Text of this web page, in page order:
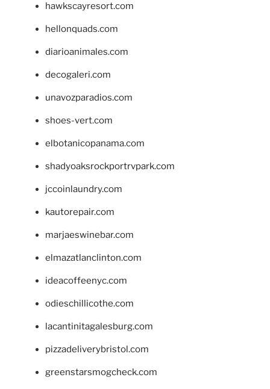
hawkscayresort.com
hellonquads.com
diarioanimales.com
decogaleri.com
unavozparadios.com
shoes-vert.com
elbotanicopanama.com
shadyoaksrockportrvpark.com
jccoinlaundry.com
kautorepair.com
marjaeswinebar.com
elmazatlanclinton.com
ideacoffeenyc.com
odieschillicothe.com
lacantinitagalesburg.com
pizzadeliverybristol.com
greenstarsmogcheck.com